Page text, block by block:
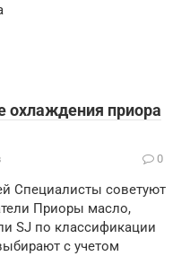
охлаждения приора
0
Специалисты советуют
Приоры масло,
SJ по классификации
с учетом